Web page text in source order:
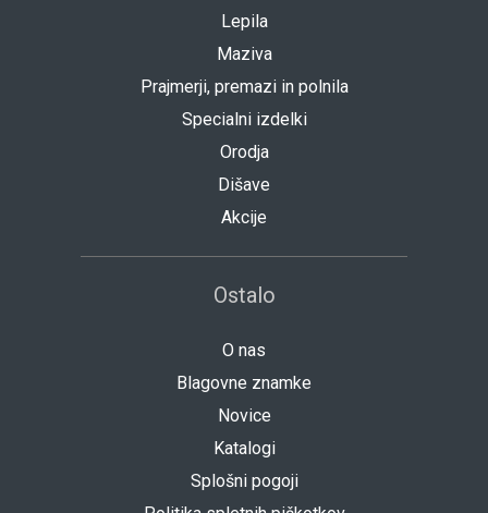
Lepila
Maziva
Prajmerji, premazi in polnila
Specialni izdelki
Orodja
Dišave
Akcije
Ostalo
O nas
Blagovne znamke
Novice
Katalogi
Splošni pogoji